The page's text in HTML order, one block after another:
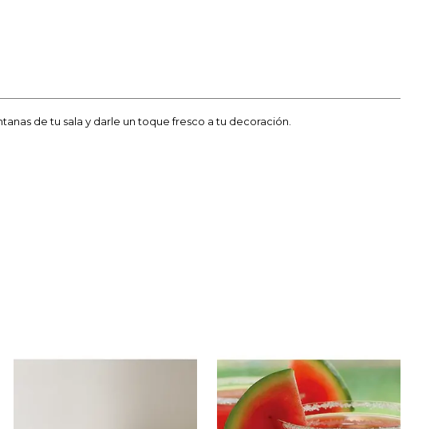
de tu sala y darle un toque fresco a tu decoración.